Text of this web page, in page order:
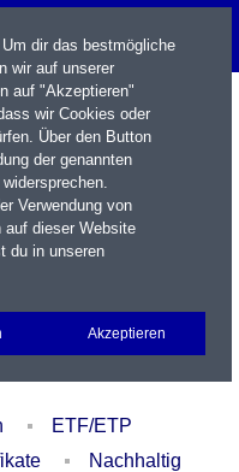
Login
ETF/ETP
Nachhaltig
dir das bestmögliche
wir auf unserer
auf "Akzeptieren"
wir Cookies oder
Über den Button
der genannten
Verwendung von
auf dieser Website
du in unseren
Akzeptieren